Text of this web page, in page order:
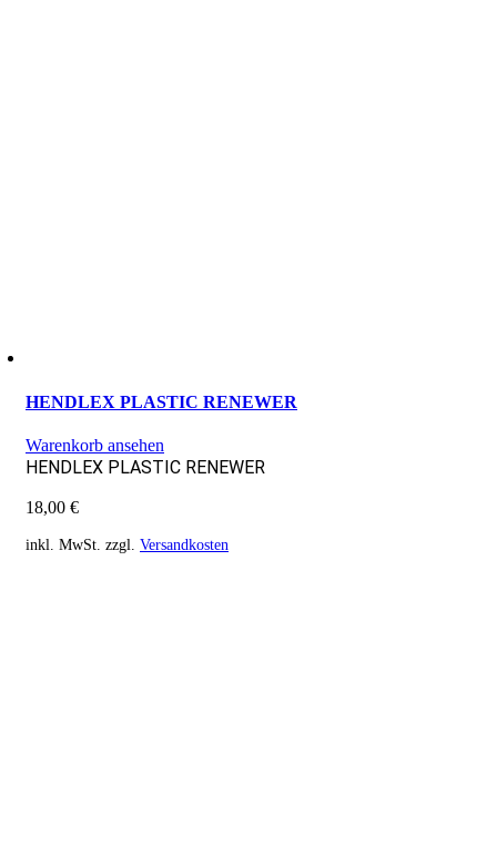
HENDLEX PLASTIC RENEWER
Warenkorb ansehen
HENDLEX PLASTIC RENEWER
18,00 €
inkl. MwSt. zzgl. Versandkosten